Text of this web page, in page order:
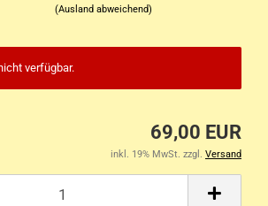
(Ausland abweichend)
verfügbar.
69,00 EUR
inkl. 19% MwSt. zzgl. Versand